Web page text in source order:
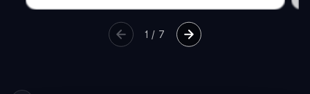
1 / 7